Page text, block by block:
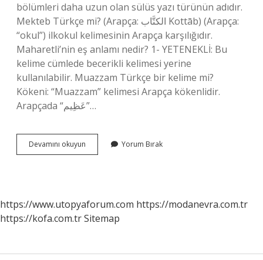
bölümleri daha uzun olan sülüs yazı türünün adıdır.
Mekteb Türkçe mi? (Arapça: الكتَّاب Kottāb) (Arapça:
“okul”) ilkokul kelimesinin Arapça karşılığıdır.
Maharetli’nin eş anlamı nedir? 1- YETENEKLİ: Bu
kelime cümlede becerikli kelimesi yerine
kullanılabilir. Muazzam Türkçe bir kelime mi?
Kökeni: “Muazzam” kelimesi Arapça kökenlidir.
Arapçada “عَظِيم”…
Devamını okuyun Maharet
Hangi
Yorum Bırak
https://www.utopyaforum.com https://modanevra.com.tr
https://kofa.com.trSitemap